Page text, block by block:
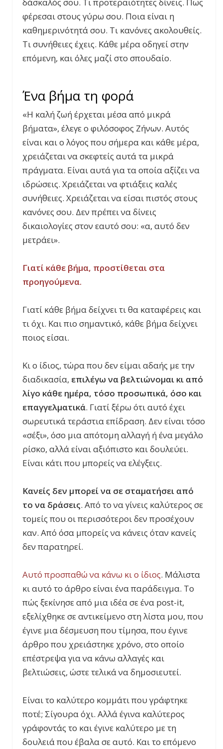
φέρεσαι στους γύρω σου. Ποια είναι η
καθημερινότητά σου. Τι κανόνες ακολουθείς.
Τι συνήθειες έχεις. Κάθε μέρα οδηγεί στην
επόμενη, και όλες μαζί στο σπουδαίο.
Ένα βήμα τη φορά
«Η καλή ζωή έρχεται μέσα από μικρά
βήματα», έλεγε ο φιλόσοφος Ζήνων. Αυτός
είναι και ο λόγος που σήμερα και κάθε μέρα,
χρειάζεται να σκεφτείς αυτά τα μικρά
πράγματα. Είναι αυτά για τα οποία αξίζει να
ιδρώσεις. Χρειάζεται να φτιάξεις καλές
συνήθειες. Χρειάζεται να είσαι πιστός στους
κανόνες σου. Δεν πρέπει να δίνεις
δικαιολογίες στον εαυτό σου: «α, αυτό δεν
μετράει».
Γιατί κάθε βήμα, προστίθεται στα
προηγούμενα.
Γιατί κάθε βήμα δείχνει τι θα καταφέρεις και
τι όχι. Και πιο σημαντικό, κάθε βήμα δείχνει
ποιος είσαι.
Κι ο ίδιος, τώρα που δεν είμαι αδαής με την
διαδικασία, επιλέγω να βελτιώνομαι κι από
λίγο κάθε ημέρα, τόσο προσωπικά, όσο και
επαγγελματικά. Γιατί ξέρω ότι αυτό έχει
σωρευτικά τεράστια επίδραση. Δεν είναι τόσο
«σέξι», όσο μια απότομη αλλαγή ή ένα μεγάλο
ρίσκο, αλλά είναι αξιόπιστο και δουλεύει.
Είναι κάτι που μπορείς να ελέγξεις.
Κανείς δεν μπορεί να σε σταματήσει από
το να δράσεις. Από το να γίνεις καλύτερος σε
τομείς που οι περισσότεροι δεν προσέχουν
καν. Από όσα μπορείς να κάνεις όταν κανείς
δεν παρατηρεί.
Αυτό προσπαθώ να κάνω κι ο ίδιος. Μάλιστα
κι αυτό το άρθρο είναι ένα παράδειγμα. Το
πώς ξεκίνησε από μια ιδέα σε ένα post-it,
εξελίχθηκε σε αντικείμενο στη λίστα μου, που
έγινε μια δέσμευση που τίμησα, που έγινε
άρθρο που χρειάστηκε χρόνο, στο οποίο
επέστρεψα για να κάνω αλλαγές και
βελτιώσεις, ώστε τελικά να δημοσιευτεί.
Είναι το καλύτερο κομμάτι που γράφτηκε
ποτέ; Σίγουρα όχι. Αλλά έγινα καλύτερος
γράφοντάς το και έγινε καλύτερο με τη
δουλειά που έβαλα σε αυτό. Και το επόμενο